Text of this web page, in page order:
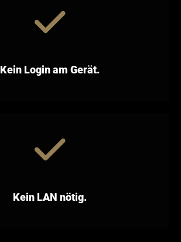
Kein Login am Gerät.
Kein LAN nötig.